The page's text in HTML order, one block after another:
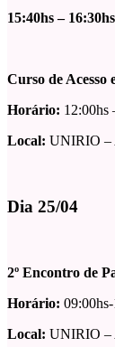
15:40hs –
Curso de Acesso
Horário: 12:00hs
Local: UNIRIO –
Dia 25/04
2º Encontro de
Horário:
Local: UNIRIO –